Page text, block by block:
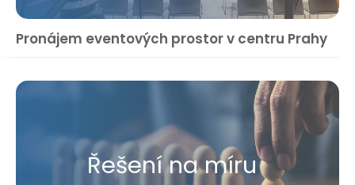
Pronájem eventových prostor v centru Prahy
Řešení na míru